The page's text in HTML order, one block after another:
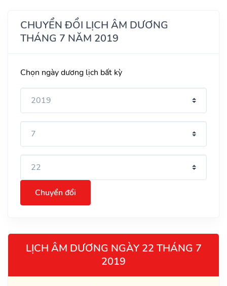
CHUYỂN ĐỔI LỊCH ÂM DƯƠNG
THÁNG 7 NĂM 2019
Chọn ngày dương lịch bất kỳ
Chuyển đổi
LỊCH ÂM DƯƠNG NGÀY 22 THÁNG 7
2019